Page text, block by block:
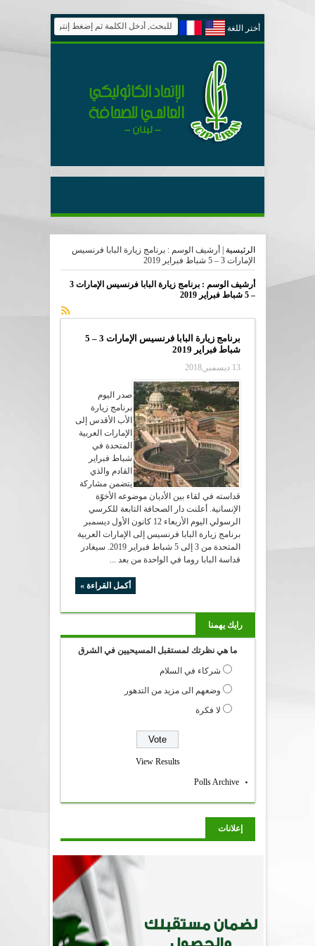
أختر اللغة
الرئيسية
أرشيف الوسم : برنامج زيارة البابا فرنسيس
الإمارات 3 – 5 شباط فبراير 2019
أرشيف الوسم :
برنامج زيارة البابا فرنسيس الإمارات 3
– 5 شباط فبراير 2019
برنامج زيارة البابا فرنسيس الإمارات 3 – 5
شباط فبراير 2019
13 ديسمبر,2018
صدر اليوم
برنامج زيارة
الأب الأقدس إلى
الإمارات العربية
المتحدة في
شباط فبراير
القادم والذي
يتضمن مشاركة
قداسته في لقاء بين الأديان موضوعه الأخوّة
الإنسانية. أعلنت دار الصحافة التابعة للكرسي
الرسولي اليوم الأربعاء 12 كانون الأول ديسمبر
برنامج زيارة البابا فرنسيس إلى الإمارات العربية
المتحدة من 3 إلى 5 شباط فبراير 2019. سيغادر
قداسة البابا روما في الواحدة من بعد ...
أكمل القراءة »
رايك يهمنا
ما هي نظرتك لمستقبل المسيحيين في الشرق
شركاء في السلام
وضعهم الى مزيد من التدهور
لا فكرة
View Results
Polls Archive
إعلانات